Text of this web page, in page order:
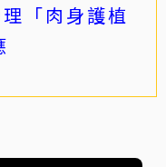
「肉身護植